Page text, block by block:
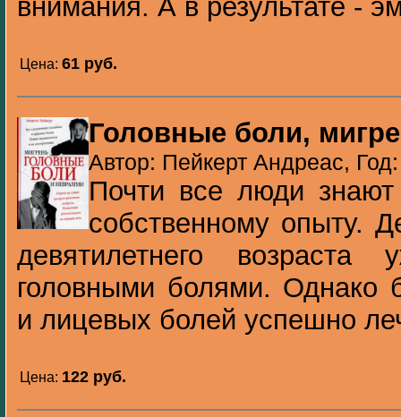
внимания. А в результате -
Цена: 61 pуб.
Головные боли,
Автор: Пейкерт Андреас,
Почти все люди
собственному опыту.
девятилетнего
головными болями. Однако
и лицевых болей успешно
Цена: 122 pуб.